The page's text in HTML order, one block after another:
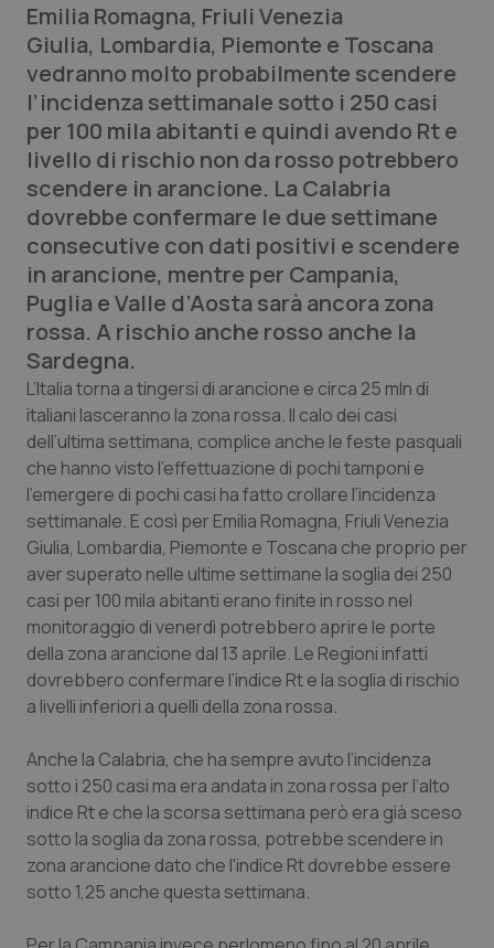
Edizioni Regionali
QS Pro
Professionisti Sanitari.AI
Abruzzo
Basilicata
Calabria
Campania
Emilia-Romagna
Friuli Venezia Giulia
Lazio
Liguria
Lombardia
Marche
Molise
Piemonte
Provincia Autonoma di Bolzano
Provincia Autonoma di Trento
QS Pro Gold
Artrite & artrosi
Asma & BPCO
Car-T
Colesterolo & coronaropatie
Dermatite Atopica
Diabete & glucometri
Disturbi dell’umore
Dolore
Donna & Salute
Epatiti
HIV
Infezioni & Febbre
Ipertensione & Scompenso
QS Club Newsletter
Emilia Romagna, Friuli Venezia
Giulia, Lombardia, Piemonte e Toscana
vedranno molto probabilmente scendere
l’incidenza settimanale sotto i 250 casi
per 100 mila abitanti e quindi avendo Rt e
livello di rischio non da rosso potrebbero
scendere in arancione. La Calabria
dovrebbe confermare le due settimane
consecutive con dati positivi e scendere
in arancione, mentre per Campania,
Puglia e Valle d’Aosta sarà ancora zona
rossa. A rischio anche rosso anche la
Sardegna.
L’Italia torna a tingersi di arancione e circa 25 mln di
italiani lasceranno la zona rossa. Il calo dei casi
dell’ultima settimana, complice anche le feste pasquali
che hanno visto l’effettuazione di pochi tamponi e
l’emergere di pochi casi ha fatto crollare l’incidenza
settimanale. E così per Emilia Romagna, Friuli Venezia
Giulia, Lombardia, Piemonte e Toscana che proprio per
aver superato nelle ultime settimane la soglia dei 250
casi per 100 mila abitanti erano finite in rosso nel
monitoraggio di venerdì potrebbero aprire le porte
della zona arancione dal 13 aprile. Le Regioni infatti
dovrebbero confermare l’indice Rt e la soglia di rischio
a livelli inferiori a quelli della zona rossa.
Anche la Calabria, che ha sempre avuto l’incidenza
sotto i 250 casi ma era andata in zona rossa per l’alto
indice Rt e che la scorsa settimana però era già sceso
sotto la soglia da zona rossa, potrebbe scendere in
zona arancione dato che l'indice Rt dovrebbe essere
sotto 1,25 anche questa settimana.